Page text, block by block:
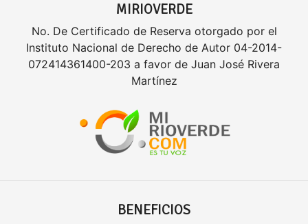
MIRIOVERDE
No. De Certificado de Reserva otorgado por el
Instituto Nacional de Derecho de Autor 04-2014-
072414361400-203 a favor de Juan José Rivera
Martínez
BENEFICIOS